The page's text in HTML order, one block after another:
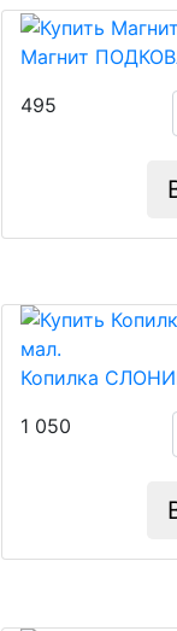
Магнит
495
Копилка
1 050